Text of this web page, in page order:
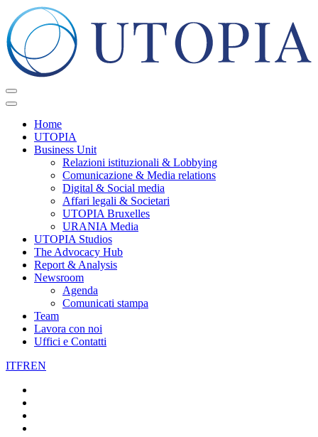
Home
UTOPIA
Business Unit
Relazioni istituzionali & Lobbying
Comunicazione & Media relations
Digital & Social media
Affari legali & Societari
UTOPIA Bruxelles
URANIA Media
UTOPIA Studios
The Advocacy Hub
Report & Analysis
Newsroom
Agenda
Comunicati stampa
Team
Lavora con noi
Uffici e Contatti
ITFREN